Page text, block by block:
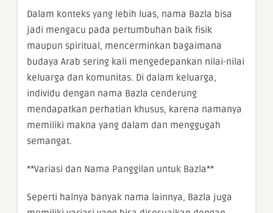
Dalam konteks yang lebih luas, nama Bazla bisa
jadi mengacu pada pertumbuhan baik fisik
maupun spiritual, mencerminkan bagaimana
budaya Arab sering kali mengedepankan nilai-nilai
keluarga dan komunitas. Di dalam keluarga,
individu dengan nama Bazla cenderung
mendapatkan perhatian khusus, karena namanya
memiliki makna yang dalam dan menggugah
semangat.
**Variasi dan Nama Panggilan untuk Bazla**
Seperti halnya banyak nama lainnya, Bazla juga